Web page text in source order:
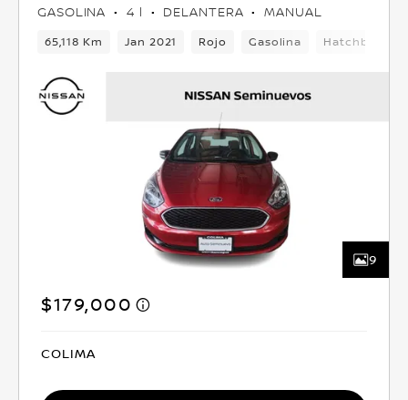
GASOLINA
4 l DELANTERA MANUAL
65,118 Km Jan 2021 Rojo Gasolina Hatchback
9
$179,000
COLIMA